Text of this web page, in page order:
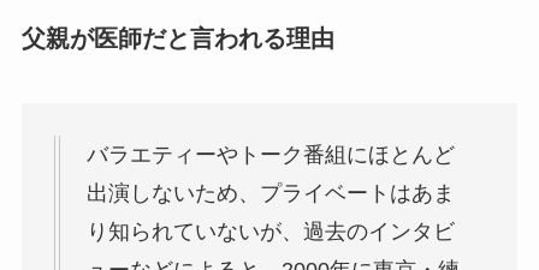
父親が医師だと言われる理由
バラエティーやトーク番組にほとんど
出演しないため、プライベートはあま
り知られていないが、過去のインタビ